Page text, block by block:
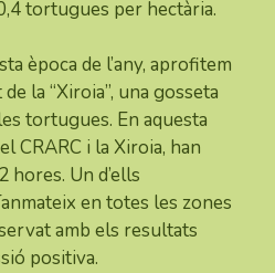
tortugues per hectària.
època de l’any, aprofitem
la “Xiroia”, una gosseta
tortugues. En aquesta
CRARC i la Xiroia, han
Un d’ells
en totes les zones
amb els resultats
positiva.